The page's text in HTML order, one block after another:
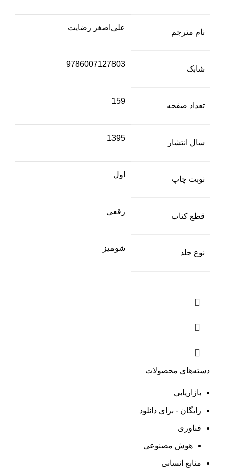
نام مترجم
علی‌اصغر رضایت
شابک
9786007127803
تعداد صفحه
159
سال انتشار
1395
نوبت چاپ
اول
قطع کتاب
رقعی
نوع جلد
شومیز
دسته‌های محصولات
بازاریابی
رایگان - برای دانلود
فناوری
هوش مصنوعی
منابع انسانی